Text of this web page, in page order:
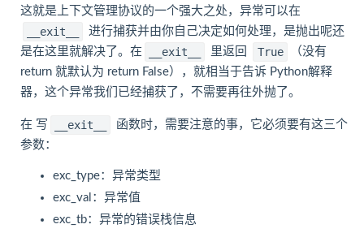
这就是上下文管理协议的一个强大之处，异常可以在
__exit__
进行捕获并由你自己决定如何处理，是抛出呢还
是在这里就解决了。在
__exit__ 里返回 True
（没有
return 就默认为 return False），就相当于告诉 Python解释
器，这个异常我们已经捕获了，不需要再往外抛了。
在 写 __exit__
函数时，需要注意的事，它必须要有这三个
参数：
exc_type：异常类型
exc_val：异常值
exc_tb：异常的错误栈信息